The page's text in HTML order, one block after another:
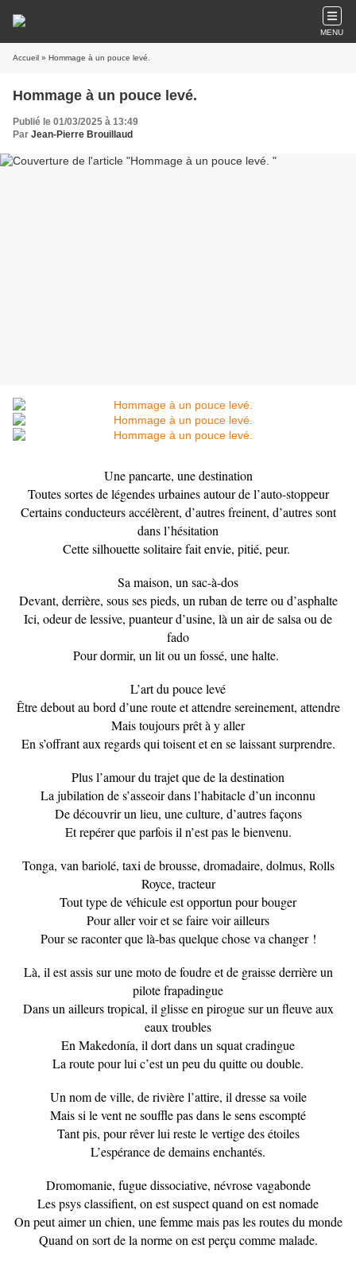
MENU
Accueil » Hommage à un pouce levé.
Hommage à un pouce levé.
Publié le 01/03/2025 à 13:49
Par Jean-Pierre Brouillaud
Une pancarte, une destination
Toutes sortes de légendes urbaines autour de l’auto-stoppeur
Certains conducteurs accélèrent, d’autres freinent, d’autres sont
dans l’hésitation
Cette silhouette solitaire fait envie, pitié, peur.
Sa maison, un sac-à-dos
Devant, derrière, sous ses pieds, un ruban de terre ou d’asphalte
Ici, odeur de lessive, puanteur d’usine, là un air de salsa ou de
fado
Pour dormir, un lit ou un fossé, une halte.
L’art du pouce levé
Être debout au bord d’une route et attendre sereinement, attendre
Mais toujours prêt à y aller
En s’offrant aux regards qui toisent et en se laissant surprendre.
Plus l’amour du trajet que de la destination
La jubilation de s’asseoir dans l’habitacle d’un inconnu
De découvrir un lieu, une culture, d’autres façons
Et repérer que parfois il n’est pas le bienvenu.
Tonga, van bariolé, taxi de brousse, dromadaire, dolmus, Rolls
Royce, tracteur
Tout type de véhicule est opportun pour bouger
Pour aller voir et se faire voir ailleurs
Pour se raconter que là-bas quelque chose va changer !
Là, il est assis sur une moto de foudre et de graisse derrière un
pilote frapadingue
Dans un ailleurs tropical, il glisse en pirogue sur un fleuve aux
eaux troubles
En Makedonía, il dort dans un squat cradingue
La route pour lui c’est un peu du quitte ou double.
Un nom de ville, de rivière l’attire, il dresse sa voile
Mais si le vent ne souffle pas dans le sens escompté
Tant pis, pour rêver lui reste le vertige des étoiles
L’espérance de demains enchantés.
Dromomanie, fugue dissociative, névrose vagabonde
Les psys classifient, on est suspect quand on est nomade
On peut aimer un chien, une femme mais pas les routes du monde
Quand on sort de la norme on est perçu comme malade.